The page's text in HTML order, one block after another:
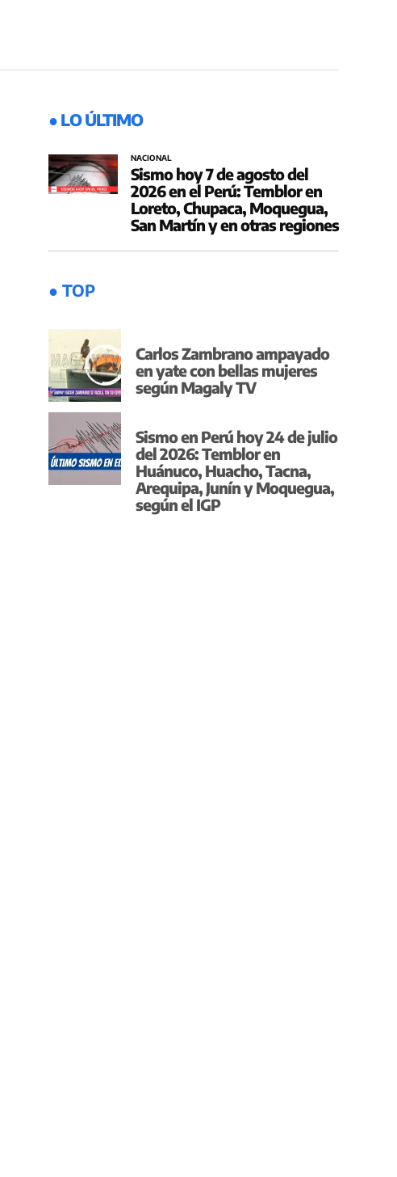
● LO ÚLTIMO
NACIONAL
Sismo hoy 7 de agosto del
2026 en el Perú: Temblor en
Loreto, Chupaca, Moquegua,
San Martín y en otras regiones
● TOP
Carlos Zambrano ampayado
en yate con bellas mujeres
según Magaly TV
Sismo en Perú hoy 24 de julio
del 2026: Temblor en
Huánuco, Huacho, Tacna,
Arequipa, Junín y Moquegua,
según el IGP